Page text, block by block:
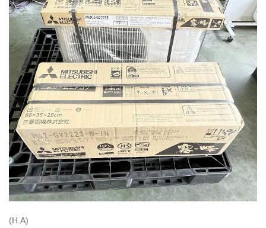
(H.A)